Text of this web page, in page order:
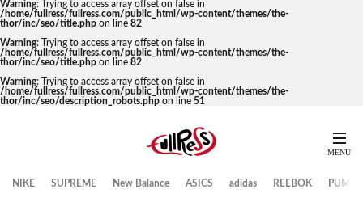
Warning: Trying to access array offset on false in
/home/fullress/fullress.com/public_html/wp-content/themes/the-
thor/inc/seo/title.php on line 82
Warning: Trying to access array offset on false in
/home/fullress/fullress.com/public_html/wp-content/themes/the-
thor/inc/seo/title.php on line 82
Warning: Trying to access array offset on false in
/home/fullress/fullress.com/public_html/wp-content/themes/the-
thor/inc/seo/description_robots.php on line 51
NIKE SUPREME New Balance ASICS adidas REEBOK PUMA